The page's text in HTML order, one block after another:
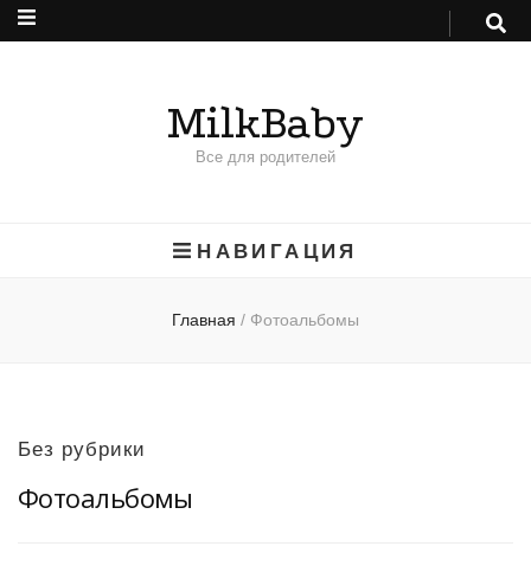
MilkBaby
Все для родителей
НАВИГАЦИЯ
Главная / Фотоальбомы
Без рубрики
Фотоальбомы